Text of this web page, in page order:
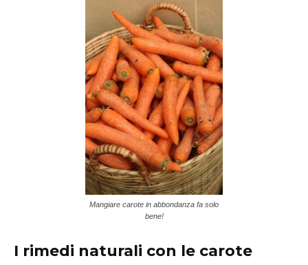
Mangiare carote in abbondanza fa solo
bene!
I rimedi naturali con le carote